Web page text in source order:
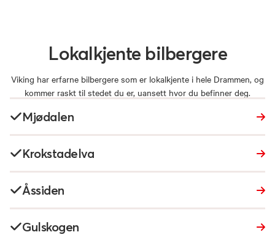
Lokalkjente bilbergere
Viking har erfarne bilbergere som er lokalkjente i hele Drammen, og
kommer raskt til stedet du er, uansett hvor du befinner deg.
Mjødalen
Krokstadelva
Åssiden
Gulskogen